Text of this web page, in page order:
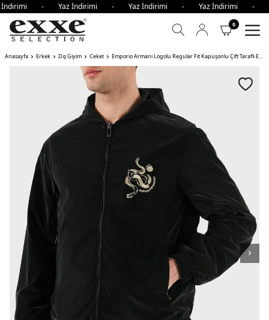
- Yaz İndirimi - Yaz İndirimi - Yaz
0
Anasayfa Erkek Dış Giyim Ceket Emporio Armani Logolu Regular Fit Kapüşonlu Çift Taraflı Erkek Ceket